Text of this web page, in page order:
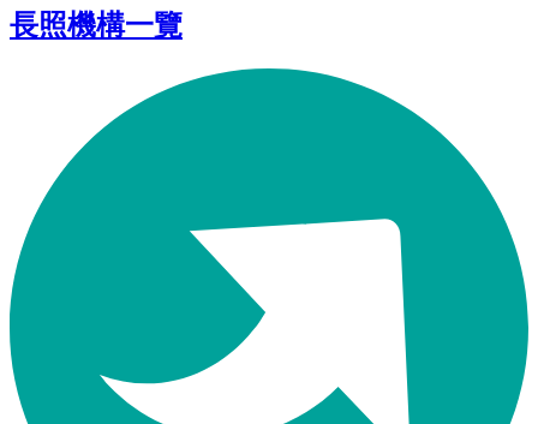
長照機構一覽